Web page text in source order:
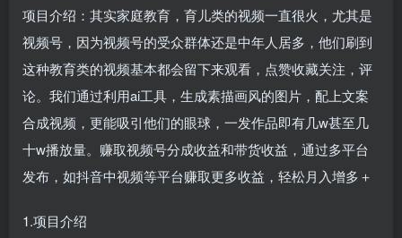
项目介绍：其实家庭教育，育儿类的视频一直很火，尤其是
视频号，因为视频号的受众群体还是中年人居多，他们刷到
这种教育类的视频基本都会留下来观看，点赞收藏关注，评
论。我们通过利用ai工具，生成素描画风的图片，配上文案
合成视频，更能吸引他们的眼球，一发作品即有几w甚至几
十w播放量。赚取视频号分成收益和带货收益，通过多平台
发布，如抖音中视频等平台赚取更多收益，轻松月入增多＋
1.项目介绍